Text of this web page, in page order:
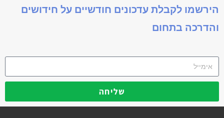
הירשמו לקבלת עדכונים חודשיים על חידושים
והדרכה בתחום
שליחה